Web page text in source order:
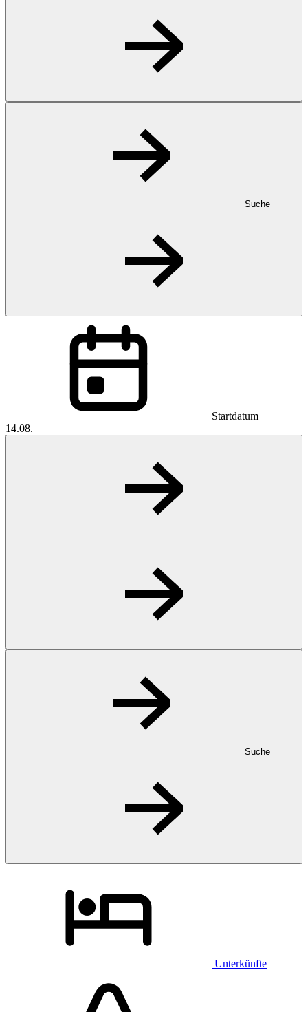
Suche
Startdatum
14.08.
Suche
Unterkünfte